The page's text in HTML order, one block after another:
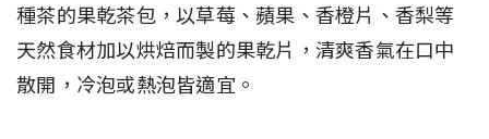
種茶的果乾茶包，以草莓、蘋果、香橙片、香梨等
天然食材加以烘焙而製的果乾片，清爽香氣在口中
散開，冷泡或熱泡皆適宜。